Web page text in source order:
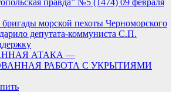
морской пехоты Черноморского
депутата-коммуниста С.П.
АТАКА —
РАБОТА С УКРЫТИЯМИ